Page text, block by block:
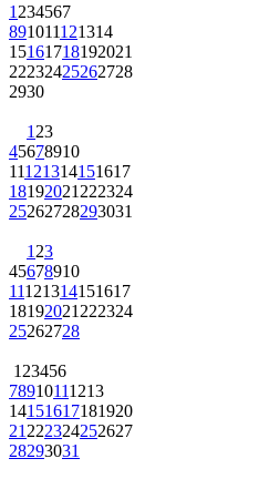
1 234567
891011121314
15161718192021
22232425262728
2930
1 23
45678910
11121314151617
18192021 222324
25262728293031
1 23
45678910
11121314151617
18192021 222324
25262728
1 23456
78910111213
14151617181920
21 222324252627
28293031